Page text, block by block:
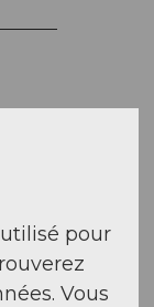
pour
Vous